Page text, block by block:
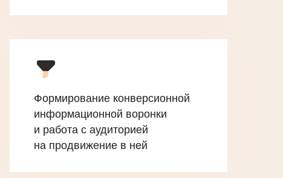
Формирование конверсионной
информационной воронки
и работа с аудиторией
на продвижение в ней